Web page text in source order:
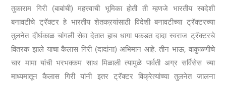
तुकाराम गिरी (बाबांची) महत्त्वाची भूमिका होती ती म्हणजे भारतीय स्वदेशी
बनावटीचे ट्रॅक्टर हे भारतीय शेतकऱयांसाठी विदेशी बनावटीच्या ट्रॅक्टरच्या
तुलनेत दीर्घकाळ चांगली सेवा देतात हाच धागा पकडत दादा स्वराज ट्रॅक्टरचे
वितरक झाले याचा कैलास गिरी (दादांना) अभिमान आहे. तीन भाऊ, वाकुळणीचे
चार मामा यांची भरभक्कम साथ मिळाली त्यामुळे पार्वती अग्र सर्विसेस च्या
माध्यमातून कैलास गिरी यांनी इतर ट्रॅक्टर विक्रेत्यांच्या तुलनेत जालना